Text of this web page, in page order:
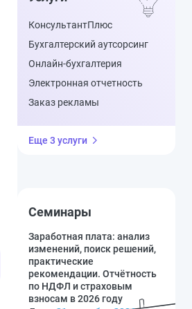
КонсультантПлюс
Бухгалтерский аутсорсинг
Онлайн-бухгалтерия
Электронная отчетность
Заказ рекламы
Еще 3 услуги
Семинары
Заработная плата: анализ
изменений, поиск решений,
практические
рекомендации. Отчётность
по НДФЛ и страховым
взносам в 2026 году